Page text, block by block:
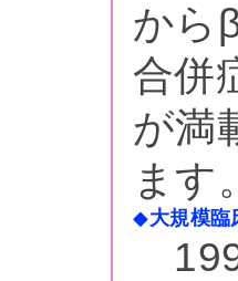
から
合併
が満
ます。
◆大規模臨